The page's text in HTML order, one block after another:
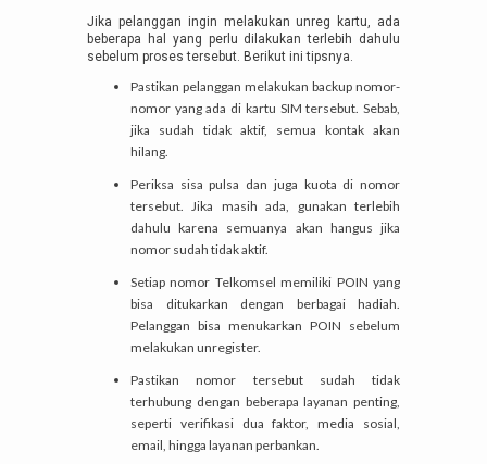
Jika pelanggan ingin melakukan unreg kartu, ada
beberapa hal yang perlu dilakukan terlebih dahulu
sebelum proses tersebut. Berikut ini tipsnya.
Pastikan pelanggan melakukan backup nomor-
nomor yang ada di kartu SIM tersebut. Sebab,
jika sudah tidak aktif, semua kontak akan
hilang.
Periksa sisa pulsa dan juga kuota di nomor
tersebut. Jika masih ada, gunakan terlebih
dahulu karena semuanya akan hangus jika
nomor sudah tidak aktif.
Setiap nomor Telkomsel memiliki POIN yang
bisa ditukarkan dengan berbagai hadiah.
Pelanggan bisa menukarkan POIN sebelum
melakukan unregister.
Pastikan nomor tersebut sudah tidak
terhubung dengan beberapa layanan penting,
seperti verifikasi dua faktor, media sosial,
email, hingga layanan perbankan.